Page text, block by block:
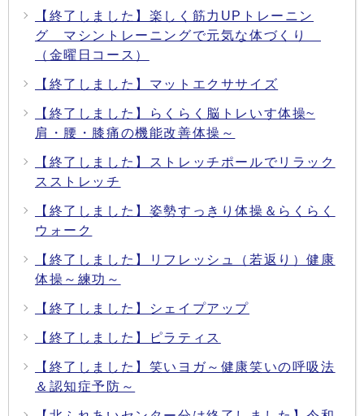
【終了しました】楽しく筋力UPトレーニン
グ マシントレーニングで元気な体づくり
（金曜日コース）
【終了しました】マットエクササイズ
【終了しました】らくらく脳トレいす体操~
肩・腰・膝痛の機能改善体操～
【終了しました】ストレッチポールでリラック
スストレッチ
【終了しました】姿勢すっきり体操＆らくらく
ウォーク
【終了しました】リフレッシュ（若返り）健康
体操～練功～
【終了しました】シェイプアップ
【終了しました】ピラティス
【終了しました】笑いヨガ～健康笑いの呼吸法
＆認知症予防～